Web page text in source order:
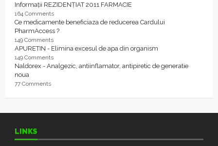
Informații REZIDENȚIAT 2011 FARMACIE
164 Comments
Ce medicamente beneficiaza de reducerea Cardului
PharmAccess ?
149 Comments
APURETIN - Elimina excesul de apa din organism
149 Comments
Naldorex - Analgezic, antiinflamator, antipiretic de generatie
noua
77 Comments
LINKS